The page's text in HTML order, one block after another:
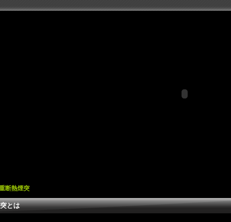
断熱煙突
とは